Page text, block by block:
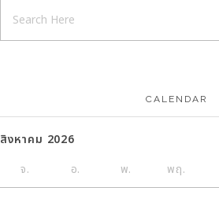
CALENDAR
สิงหาคม 2026
จ.
อ. พ. พฤ.